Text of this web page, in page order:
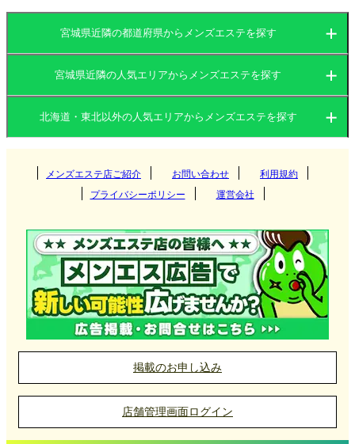
持を受ける理由
トできる特別な聖域として信頼される理由は、その
恵まれた住環境と、品格を重んじる接客スタイルに
あります。
地下鉄南北線の泉中央駅・八乙女駅を中軸に、富谷
市や大和町方面からもアクセスしやすい国道4号線バ
イパスが網羅されています。仙台駅周辺から地下鉄
りた瞬間に広がる開放感が、施術前のリラックス効
果を自然と高めてくれます。お車を利用する方にと
っても、都心部特有の混雑を避けてスムーズに辿り
着ける広大な道路網は、多忙な方にとって大きな魅
力となっています。
「誠実さ」と「温もり」を大切にするセラピス
トの気質
泉区はファミリー層や教育熱心な世帯が多い「落ち
め、このエリアの店舗には、一過性のサービスでは
なく、お客様との信頼関係をじっくり築くことを大
切にするセラピストが集まっています。卓越した技
術はもちろん、相手の体調や心の機微を察する繊細
宮城県近隣の都道府県からメンズエステを探す
北海道 岩手県
宮城県 山形県
秋田県 青森県
宮城県近隣の人気エリアからメンズエステを探す
すすきの
白石区
札幌市北区
中島公園
函館
岩手県
仙台
古川
名取
石巻
勾当台公園
山形県
山形 秋田県
秋田 青森県
青森
八戸
福島県
北海道・東北以外の人気エリアからメンズエステを探す
関東
栃木県 東京都
神奈川県 千葉県
埼玉県
大阪府 京都府
兵庫県 滋賀県
奈良県 和歌山県
東海
愛知県 岐阜県
九州・沖縄
福岡県 大分県
長崎県 宮崎県
熊本県 鹿児島県
中国
山口県 鳥取県
北陸・甲信越
四国
メンズエステ店ご紹介 お問い合わせ
利用規約
プライバシーポリシー
運営会社
掲載のお申し込み
店舗管理画面ログイン